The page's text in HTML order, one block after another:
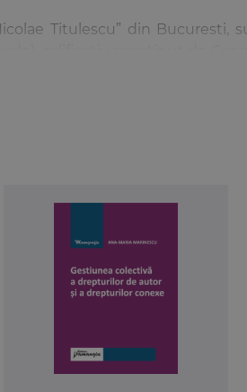
Titulescu” din Bucuresti,
calificativ mentinut de